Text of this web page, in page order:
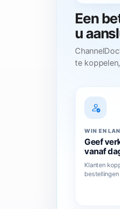
Een
u
te
WIN EN
Geef
vanaf
Klanten